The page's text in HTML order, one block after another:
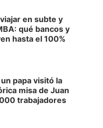
en subte y
qué bancos y
hasta el 100%
papa visitó la
misa de Juan
trabajadores